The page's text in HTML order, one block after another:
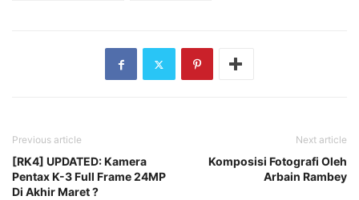
Previous article
[RK4] UPDATED: Kamera
Pentax K-3 Full Frame 24MP
Di Akhir Maret ?
Next article
Komposisi Fotografi Oleh
Arbain Rambey